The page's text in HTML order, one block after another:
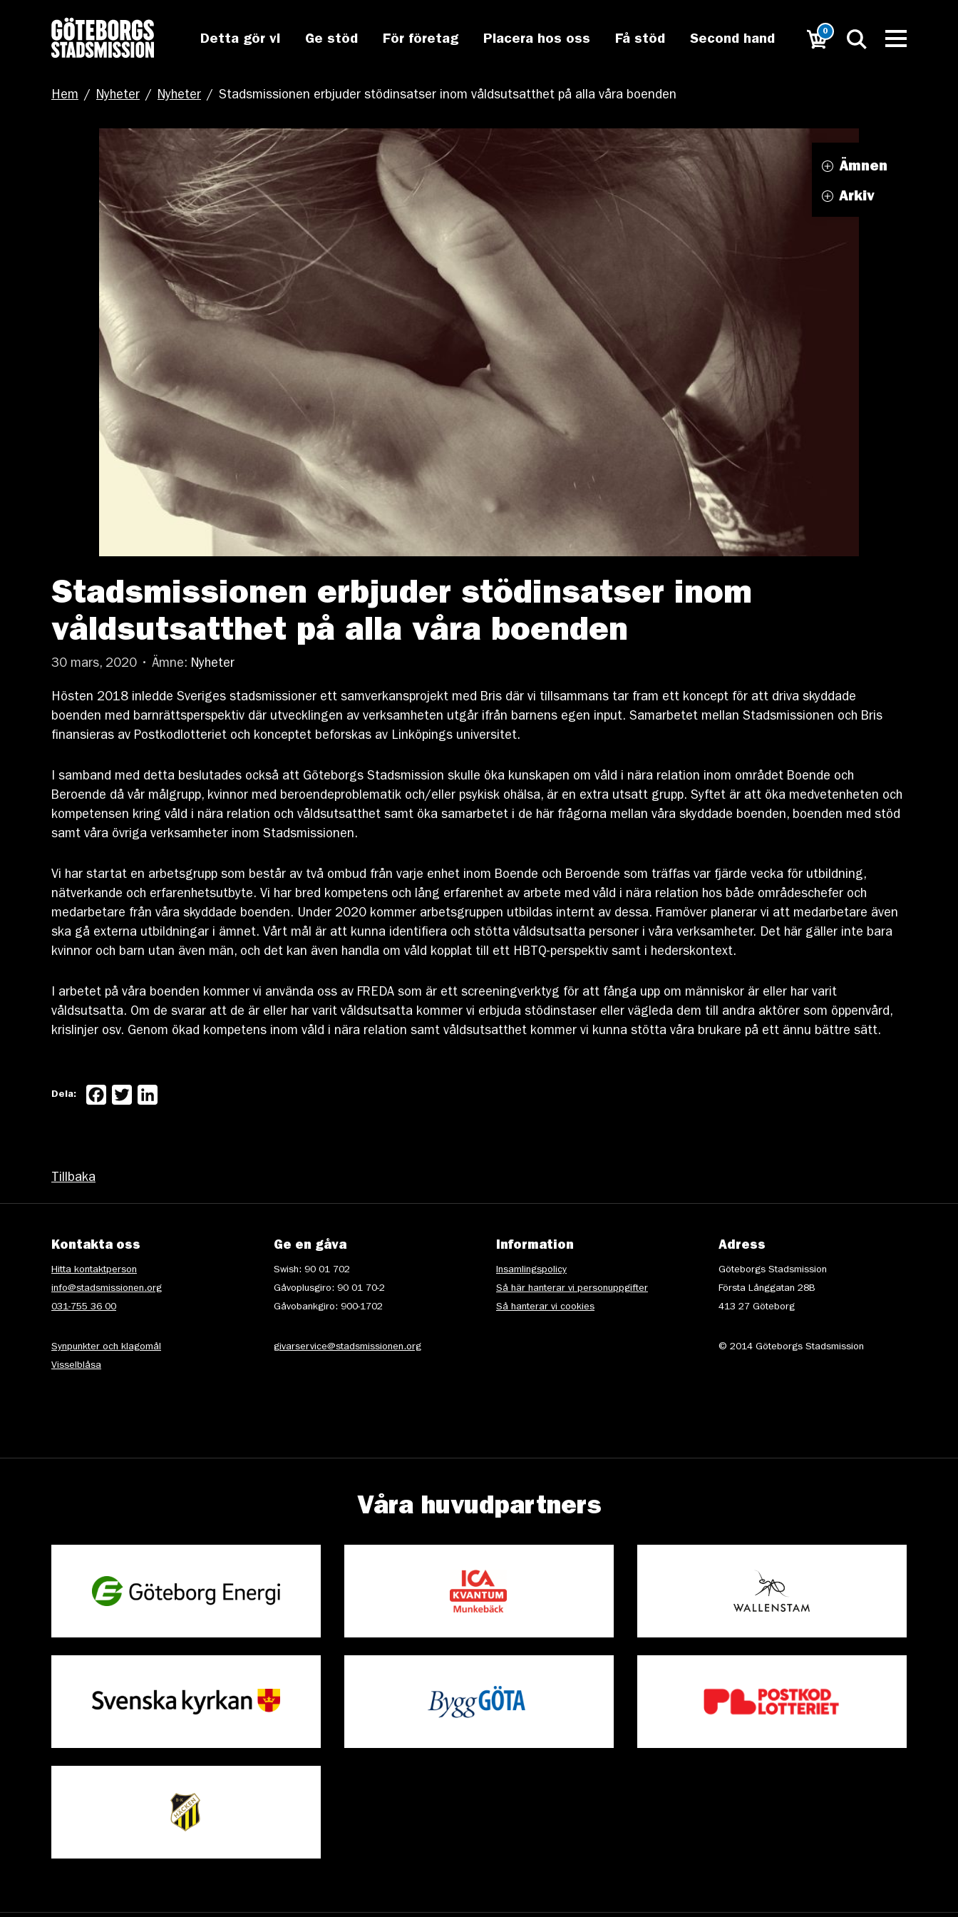
Detta gör vi Ge stöd För företag Placera hos oss Få stöd Second hand
0
Hem / Nyheter / Nyheter / Stadsmissionen erbjuder stödinsatser inom våldsutsatthet på alla våra boenden
Ämnen
Arkiv
Stadsmissionen erbjuder stödinsatser inom
våldsutsatthet på alla våra boenden
30 mars, 2020 • Ämne: Nyheter
Hösten 2018 inledde Sveriges stadsmissioner ett samverkansprojekt med Bris där vi tillsammans tar fram ett koncept för att driva skyddade
boenden med barnrättsperspektiv där utvecklingen av verksamheten utgår ifrån barnens egen input. Samarbetet mellan Stadsmissionen och Bris
finansieras av Postkodlotteriet och konceptet beforskas av Linköpings universitet.
I samband med detta beslutades också att Göteborgs Stadsmission skulle öka kunskapen om våld i nära relation inom området Boende och
Beroende då vår målgrupp, kvinnor med beroendeproblematik och/eller psykisk ohälsa, är en extra utsatt grupp. Syftet är att öka medvetenheten och
kompetensen kring våld i nära relation och våldsutsatthet samt öka samarbetet i de här frågorna mellan våra skyddade boenden, boenden med stöd
samt våra övriga verksamheter inom Stadsmissionen.
Vi har startat en arbetsgrupp som består av två ombud från varje enhet inom Boende och Beroende som träffas var fjärde vecka för utbildning,
nätverkande och erfarenhetsutbyte. Vi har bred kompetens och lång erfarenhet av arbete med våld i nära relation hos både områdeschefer och
medarbetare från våra skyddade boenden. Under 2020 kommer arbetsgruppen utbildas internt av dessa. Framöver planerar vi att medarbetare även
ska gå externa utbildningar i ämnet. Vårt mål är att kunna identifiera och stötta våldsutsatta personer i våra verksamheter. Det här gäller inte bara
kvinnor och barn utan även män, och det kan även handla om våld kopplat till ett HBTQ-perspektiv samt i hederskontext.
I arbetet på våra boenden kommer vi använda oss av FREDA som är ett screeningverktyg för att fånga upp om människor är eller har varit
våldsutsatta. Om de svarar att de är eller har varit våldsutsatta kommer vi erbjuda stödinstaser eller vägleda dem till andra aktörer som öppenvård,
krislinjer osv. Genom ökad kompetens inom våld i nära relation samt våldsutsatthet kommer vi kunna stötta våra brukare på ett ännu bättre sätt.
Dela: Facebook
Twitter
Tillbaka
Kontakta oss
Hitta kontaktperson
info@stadsmissionen.org
031-755 36 00
Synpunkter och klagomål
Visselblåsa
Ge en gåva
Swish: 90 01 702
Gåvoplusgiro: 90 01 70-2
Gåvobankgiro: 900-1702
givarservice@stadsmissionen.org
Information
Insamlingspolicy
Så här hanterar vi personuppgifter
Så hanterar vi cookies
Adress
Göteborgs Stadsmission
Första Långgatan 28B
413 27 Göteborg
© 2014 Göteborgs Stadsmission
Våra huvudpartners